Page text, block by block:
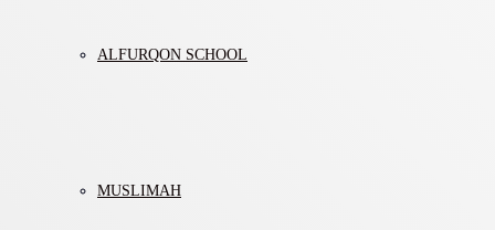
ALFURQON SCHOOL
MUSLIMAH